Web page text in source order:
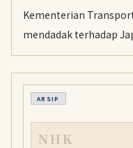
Kementerian
mendadak terhadap
aturan konsumsi
keterlambatan
ARSIP
NHK